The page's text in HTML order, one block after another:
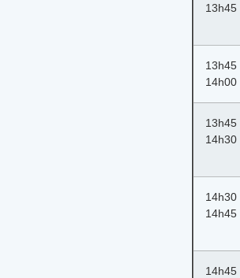
13h45
13h45
14h00
13h45
14h30
14h30
14h45
14h45